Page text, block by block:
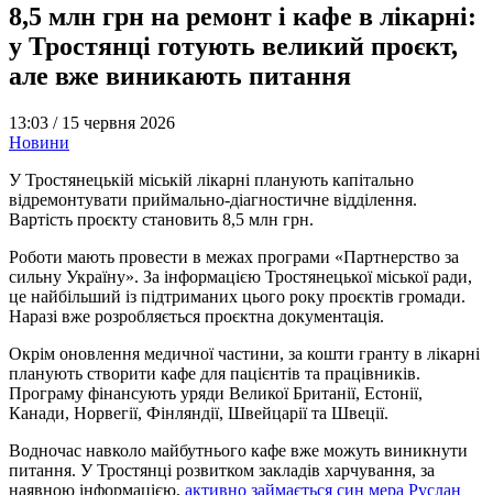
8,5 млн грн на ремонт і кафе в лікарні:
у Тростянці готують великий проєкт,
але вже виникають питання
13:03 / 15 червня 2026
Новини
У Тростянецькій міській лікарні планують капітально
відремонтувати приймально-діагностичне відділення.
Вартість проєкту становить 8,5 млн грн.
Роботи мають провести в межах програми «Партнерство за
сильну Україну». За інформацією Тростянецької міської ради,
це найбільший із підтриманих цього року проєктів громади.
Наразі вже розробляється проєктна документація.
Окрім оновлення медичної частини, за кошти гранту в лікарні
планують створити кафе для пацієнтів та працівників.
Програму фінансують уряди Великої Британії, Естонії,
Канади, Норвегії, Фінляндії, Швейцарії та Швеції.
Водночас навколо майбутнього кафе вже можуть виникнути
питання. У Тростянці розвитком закладів харчування, за
наявною інформацією, активно займається син мера Руслан